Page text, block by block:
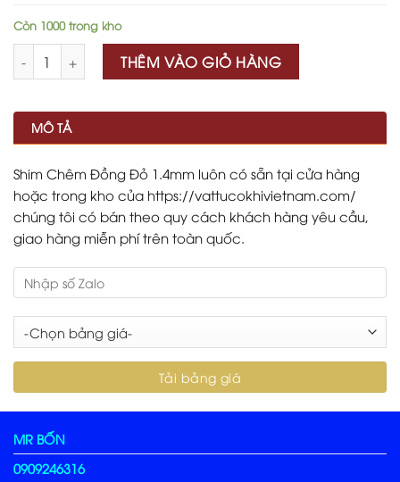
Còn 1000 trong kho
THÊM VÀO GIỎ HÀNG
MÔ TẢ
Shim Chêm Đồng Đỏ 1.4mm luôn có sẵn tại cửa hàng
hoặc trong kho của https://vattucokhivietnam.com/
chúng tôi có bán theo quy cách khách hàng yêu cầu,
giao hàng miễn phí trên toàn quốc.
MR BỐN
0909246316